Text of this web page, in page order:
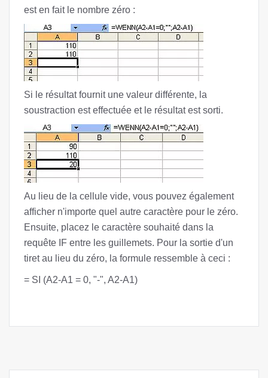
est en fait le nombre zéro :
Si le résultat fournit une valeur différente, la
soustraction est effectuée et le résultat est sorti.
Au lieu de la cellule vide, vous pouvez également
afficher n'importe quel autre caractère pour le zéro.
Ensuite, placez le caractère souhaité dans la
requête IF entre les guillemets. Pour la sortie d'un
tiret au lieu du zéro, la formule ressemble à ceci :
= SI (A2-A1 = 0, "-", A2-A1)